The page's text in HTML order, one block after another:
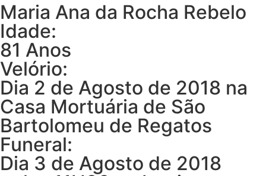
Maria Ana da Rocha Rebelo
Idade:
81 Anos
Velório:
Dia 2 de Agosto de 2018 na
Casa Mortuária de São
Bartolomeu de Regatos
Funeral:
Dia 3 de Agosto de 2018